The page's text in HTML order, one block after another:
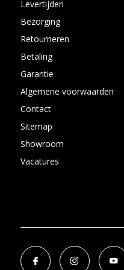
Levertijden
Bezorging
Retourneren
Betaling
Garantie
Algemene voorwaarden
Contact
Sitemap
Showroom
Vacatures